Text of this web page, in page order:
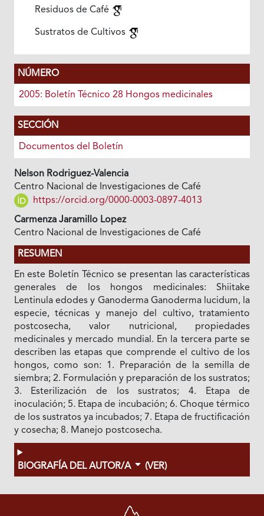
Residuos de Café
Sustratos de Cultivos
NÚMERO
2005: Boletín Técnico 28 Hongos medicinales
SECCIÓN
Documentos del Boletín
Nelson Rodriguez-Valencia
Centro Nacional de Investigaciones de Café
https://orcid.org/0000-0003-0897-4013
Carmenza Jaramillo Lopez
Centro Nacional de Investigaciones de Café
RESUMEN
En este Boletín Técnico se presentan las características
generales de los hongos medicinales: Shiitake
Lentinula edodes y Ganoderma Ganoderma lucidum, la
especie, técnicas y manejo del cultivo, tratamiento
postcosecha, valor nutricional, propiedades
medicinales y mercado mundial. En la tercera parte se
describen las etapas que comprende el cultivo de los
hongos, como son: 1. Preparación de la semilla de
siembra; 2. Formulación y preparación de los sustratos;
3. Esterilización de los sustratos; 4. Etapa de
inoculación; 5. Etapa de incubación; 6. Choque térmico
de los sustratos ya incubados; 7. Etapa de fructificación
y cosecha; 8. Manejo postcosecha.
BIOGRAFÍA DEL AUTOR/A (VER)